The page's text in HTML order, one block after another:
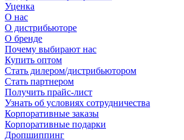
Уценка
О нас
О дистрибьюторе
О бренде
Почему выбирают нас
Купить оптом
Стать дилером/дистрибьютором
Стать партнером
Получить прайс-лист
Узнать об условиях сотрудничества
Корпоративные заказы
Корпоративные подарки
Дропшиппинг